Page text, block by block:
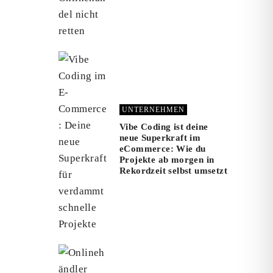
UNTERNEHMEN
Vibe Coding ist deine
neue Superkraft im
eCommerce: Wie du
Projekte ab morgen in
Rekordzeit selbst umsetzt